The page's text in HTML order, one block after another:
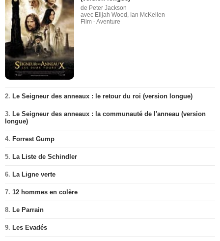
de Peter Jackson
avec Elijah Wood, Ian McKellen
Film - Aventure
2. Le Seigneur des anneaux : le retour du roi (version longue)
3. Le Seigneur des anneaux : la communauté de l'anneau (version
longue)
4. Forrest Gump
5. La Liste de Schindler
6. La Ligne verte
7. 12 hommes en colère
8. Le Parrain
9. Les Evadés